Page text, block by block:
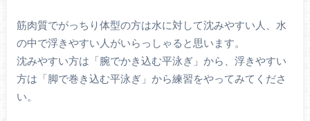
筋肉質でがっちり体型の方は水に対して沈みやすい人、水
の中で浮きやすい人がいらっしゃると思います。
沈みやすい方は「腕でかき込む平泳ぎ」から、浮きやすい
方は「脚で巻き込む平泳ぎ」から練習をやってみてくださ
い。